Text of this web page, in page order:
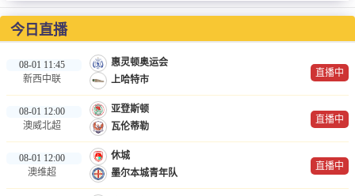
足球新闻
篮球新闻
体育词条
今日直播
08-01 11:45
新西中联
惠灵顿奥运会
上哈特市
直播中
08-01 12:00
澳威北超
亚登斯顿
瓦伦蒂勒
直播中
08-01 12:00
澳维超
休城
墨尔本城青年队
直播中